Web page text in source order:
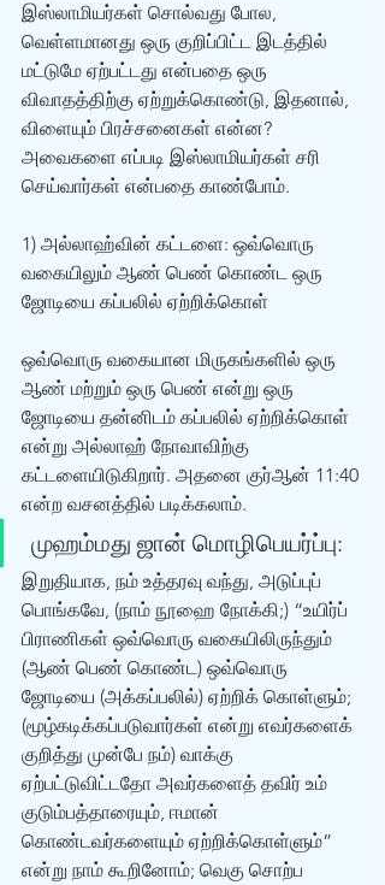
இஸ்லாமியர்கள் சொல்வது போல,
வெள்ளமானது ஒரு குறிப்பிட்ட இடத்தில்
மட்டுமே ஏற்பட்டது என்பதை ஒரு
விவாதத்திற்கு ஏற்றுக்கொண்டு, இதனால்,
விளையும் பிரச்சனைகள் என்ன?
அவைகளை எப்படி இஸ்லாமியர்கள் சரி
செய்வார்கள் என்பதை காண்போம்.
1) அல்லாஹ்வின் கட்டளை: ஒவ்வொரு
வகையிலும் ஆண் பெண் கொண்ட ஒரு
ஜோடியை கப்பலில் ஏற்றிக்கொள்
ஒவ்வொரு வகையான மிருகங்களில் ஒரு
ஆண் மற்றும் ஒரு பெண் என்று ஒரு
ஜோடியை தன்னிடம் கப்பலில் ஏற்றிக்கொள்
என்று அல்லாஹ் நோவாவிற்கு
கட்டளையிடுகிறார். அதனை குர்‍ஆன் 11:40
என்ற வசனத்தில் படிக்கலாம்.
முஹம்மது ஜான் மொழிபெயர்ப்பு:
இறுதியாக, நம் உத்தரவு வந்து, அடுப்புப்
பொங்கவே, (நாம் நூஹை நோக்கி;) “உயிர்ப்
பிராணிகள் ஒவ்வொரு வகையிலிருந்தும்
(ஆண் பெண் கொண்ட) ஒவ்வொரு
ஜோடியை (அக்கப்பலில்) ஏற்றிக் கொள்ளும்;
(மூழ்கடிக்கப்படுவார்கள் என்று எவர்களைக்
குறித்து முன்பே நம்) வாக்கு
ஏற்பட்டுவிட்டதோ அவர்களைத் தவிர் உம்
குடும்பத்தாரையும், ஈமான்
கொண்டவர்களையும் ஏற்றிக்கொள்ளும்”
என்று நாம் கூறினோம்; வெகு சொற்ப